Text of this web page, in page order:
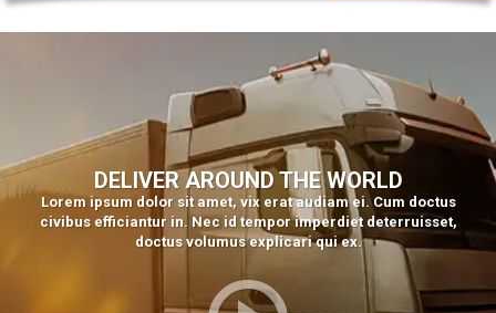
DELIVER AROUND THE WORLD
Lorem ipsum dolor sit amet, vix erat audiam ei. Cum doctus
civibus efficiantur in. Nec id tempor imperdiet deterruisset,
doctus volumus explicari qui ex.